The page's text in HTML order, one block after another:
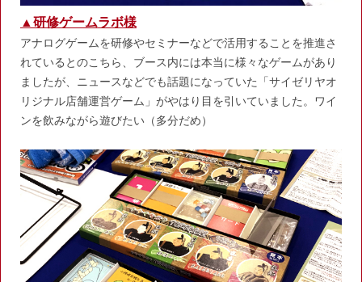
▲研修ゲームラボ様
アナログゲームを研修やセミナーなどで活用することを推進さ
れているとのこちら、ブース内には本当に様々なゲームがあり
ましたが、ニュースなどでも話題になっていた「サイゼリヤオ
リジナル店舗運営ゲーム」がやはり目を引いていました。ワイ
ンを飲みながら遊びたい（多分だめ）